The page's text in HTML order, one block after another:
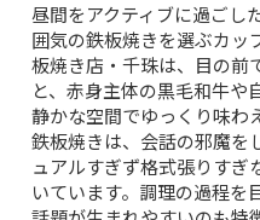
TOP
昼間をアクティブに過ごし
囲気の鉄板焼きを選ぶカッ
板焼き店・千珠は、目の前
と、赤身主体の黒毛和牛や
静かな空間でゆっくり味わ
鉄板焼きは、会話の邪魔を
ュアルすぎず格式張りすぎ
いています。調理の過程を